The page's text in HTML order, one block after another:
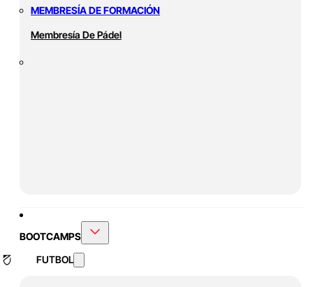
MEMBRESÍA DE FORMACIÓN
Membresía De Pádel
BOOTCAMPS
FUTBOL